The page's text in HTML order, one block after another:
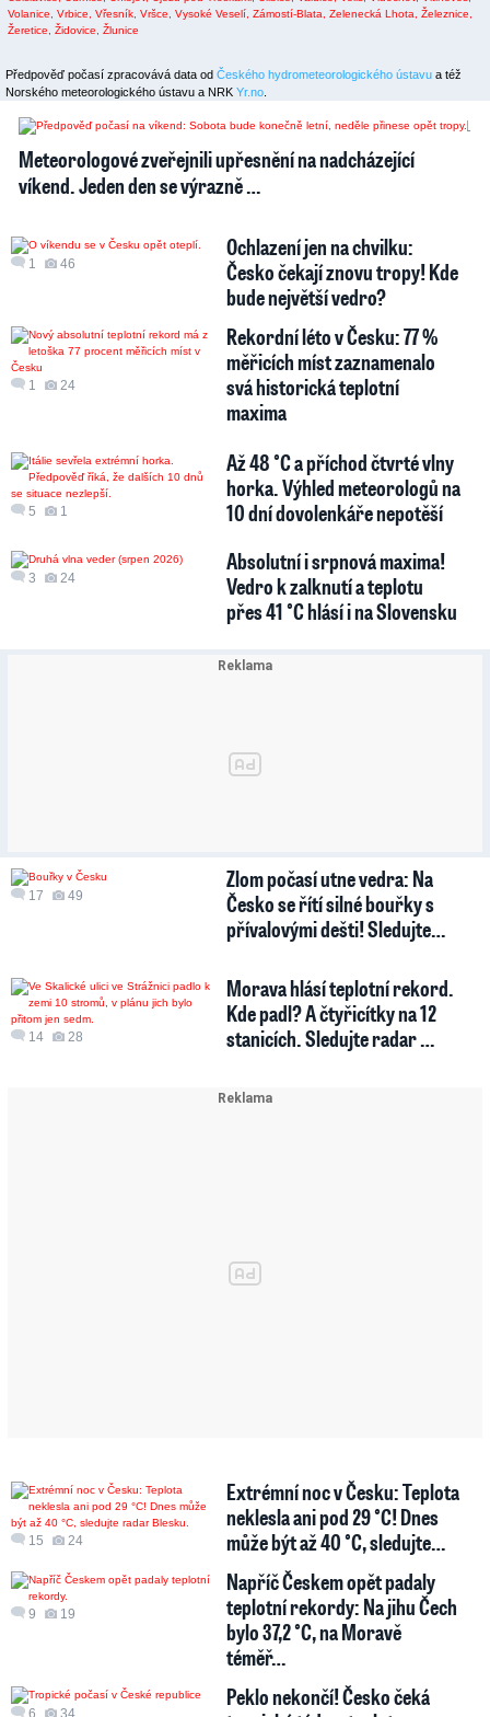
Volanice,
Vrbice, Vřesník, Vršce, Vysoké Veselí, Zámostí-Blata, Zelenecká Lhota,
Železnice,
Žeretice,
Židovice, Žlunice
Předpověď počasí zpracovává data od Českého hydrometeorologického ústavu a též
Norského meteorologického ústavu a NRK Yr.no
2 1
Meteorologové zveřejnili upřesnění na nadcházející
víkend. Jeden den se výrazně …
1 46
Ochlazení jen na chvilku:
Česko čekají znovu tropy! Kde
bude největší vedro?
1 24
Rekordní léto v Česku: 77 %
měřicích míst zaznamenalo
svá historická teplotní
maxima
5 1
Až 48 °C a příchod čtvrté vlny
horka. Výhled meteorologů na
10 dní dovolenkáře nepotěší
3 24
Absolutní i srpnová maxima!
Vedro k zalknutí a teplotu
přes 41 °C hlásí i na Slovensku
17 49
Zlom počasí utne vedra: Na
Česko se řítí silné bouřky s
přívalovými dešti! Sledujte…
14 28
Morava hlásí teplotní rekord.
Kde padl? A čtyřicítky na 12
stanicích. Sledujte radar …
15 24
Extrémní noc v Česku: Teplota
neklesla ani pod 29 °C! Dnes
může být až 40 °C, sledujte…
9 19
Napříč Českem opět padaly
teplotní rekordy: Na jihu Čech
bylo 37,2 °C, na Moravě
téměř…
6 34
Peklo nekončí! Česko čeká